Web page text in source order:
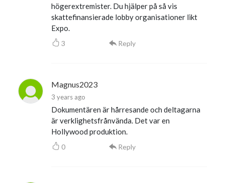
högerextremister. Du hjälper på så vis
skattefinansierade lobby organisationer likt
Expo.
3 Reply
Magnus2023
3 years ago
Dokumentären är hårresande och deltagarna
är verklighetsfrånvända. Det var en
Hollywood produktion.
0 Reply